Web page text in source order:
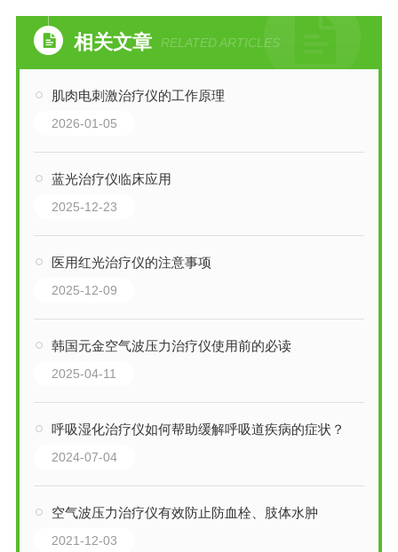
相关文章 RELATED ARTICLES
肌肉电刺激治疗仪的工作原理
2026-01-05
蓝光治疗仪临床应用
2025-12-23
医用红光治疗仪的注意事项
2025-12-09
韩国元金空气波压力治疗仪使用前的必读
2025-04-11
呼吸湿化治疗仪如何帮助缓解呼吸道疾病的症状？
2024-07-04
空气波压力治疗仪有效防止防血栓、肢体水肿
2021-12-03